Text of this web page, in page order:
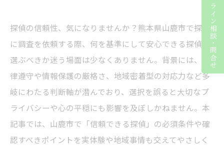
探偵の信頼性、気になりませんか？熊本県山鹿市で探偵
に調査を依頼する際、何を基準にして安心できる探偵を
選ぶべきか迷う場面は少なくありません。背景には、法
律遵守や情報保護の厳格さ、地域密着型の対応力など多
岐にわたる判断軸が潜んでおり、選択を誤ると大切なプ
ライバシーや心の平穏にも影響を及ぼしかねません。本
記事では、山鹿市で「信頼できる探偵」の必須条件や確
認すべきポイントを実体験や地域事情も交えてやさしく
ライン相談・問合せ